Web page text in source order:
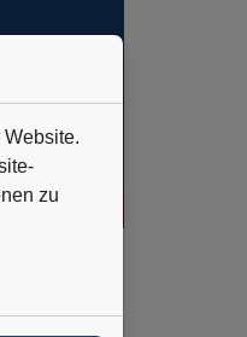
Verlässlich auf Kurs
zu